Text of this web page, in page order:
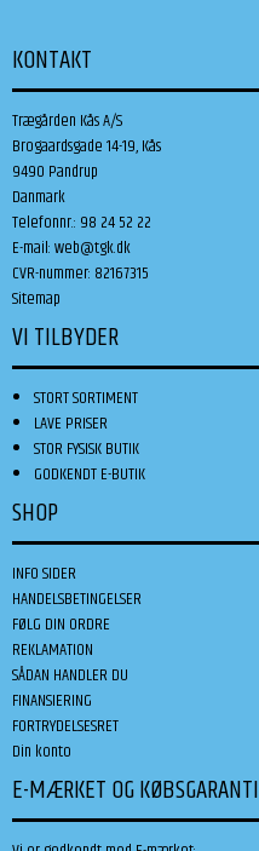
KONTAKT
Trægården Kås A/S
Brogaardsgade 14-19, Kås
9490 Pandrup
Danmark
Telefonnr.: 98 24 52 22
E-mail:web@tgk.dk
CVR-nummer: 82167315
Sitemap
VI TILBYDER
STORT SORTIMENT
LAVE PRISER
STOR FYSISK BUTIK
GODKENDT E-BUTIK
SHOP
INFO SIDER
HANDELSBETINGELSER
FØLG DIN ORDRE
REKLAMATION
SÅDAN HANDLER DU
FINANSIERING
FORTRYDELSESRET
Din konto
E-MÆRKET OG KØBSGARANTI